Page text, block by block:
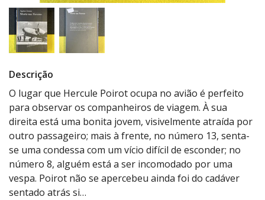
Descrição
O lugar que Hercule Poirot ocupa no avião é perfeito
para observar os companheiros de viagem. À sua
direita está uma bonita jovem, visivelmente atraída por
outro passageiro; mais à frente, no número 13, senta-
se uma condessa com um vício difícil de esconder; no
número 8, alguém está a ser incomodado por uma
vespa. Poirot não se apercebeu ainda foi do cadáver
sentado atrás si…